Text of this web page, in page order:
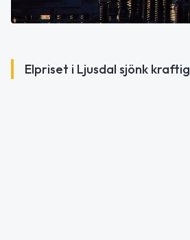
Elpriset i Ljusdal sjönk